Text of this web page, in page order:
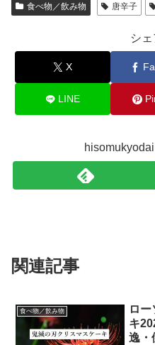
食べ物／飲み物 唐辛子
シ
X
LINE
関連記事
食べ物／飲み物
ロ
キ
逸・